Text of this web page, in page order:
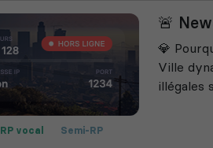
RP vocal
Semi-RP
🚨
💎
Ville
illégales